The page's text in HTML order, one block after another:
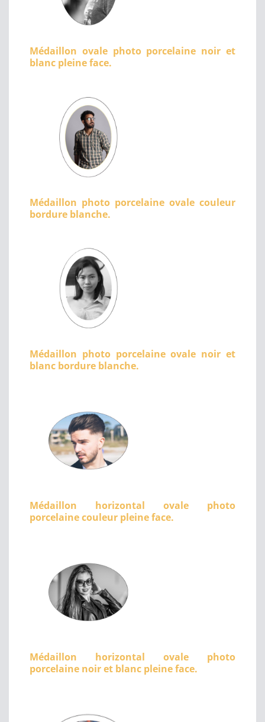
Médaillon ovale photo porcelaine noir et
blanc pleine face.
Médaillon photo porcelaine ovale couleur
bordure blanche.
Médaillon photo porcelaine ovale noir et
blanc bordure blanche.
Médaillon horizontal ovale photo
porcelaine couleur pleine face.
Médaillon horizontal ovale photo
porcelaine noir et blanc pleine face.